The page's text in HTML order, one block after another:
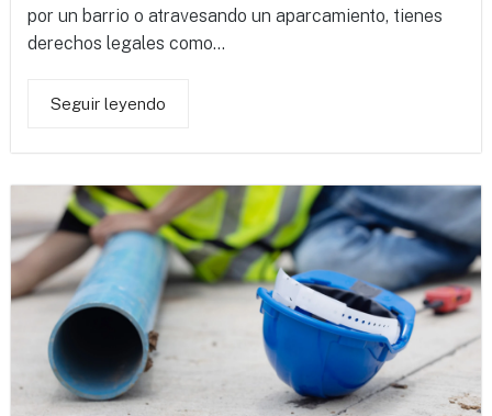
por un barrio o atravesando un aparcamiento, tienes
derechos legales como...
Seguir leyendo